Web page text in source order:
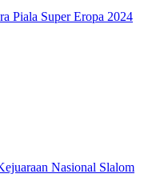
Piala Super Eropa 2024
Nasional Slalom